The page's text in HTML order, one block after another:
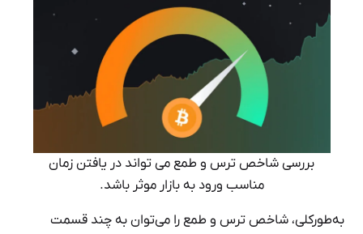
بررسی شاخص ترس و طمع می تواند در یافتن زمان
مناسب ورود به بازار موثر باشد.
به‌طورکلی، شاخص ترس و طمع را می‌توان به چند قسمت